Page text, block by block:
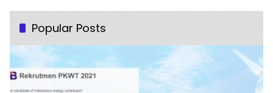
Popular Posts